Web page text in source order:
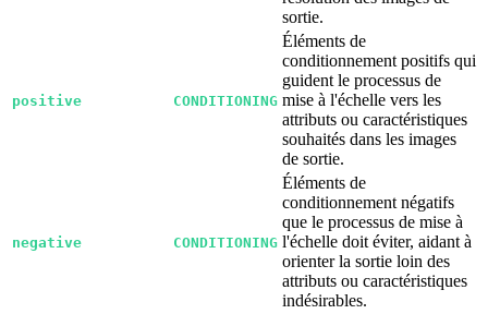
sortie.
positive CONDITIONING
Éléments de
conditionnement positifs qui
guident le processus de
mise à l'échelle vers les
attributs ou caractéristiques
souhaités dans les images
de sortie.
negative CONDITIONING
Éléments de
conditionnement négatifs
que le processus de mise à
l'échelle doit éviter, aidant à
orienter la sortie loin des
attributs ou caractéristiques
indésirables.